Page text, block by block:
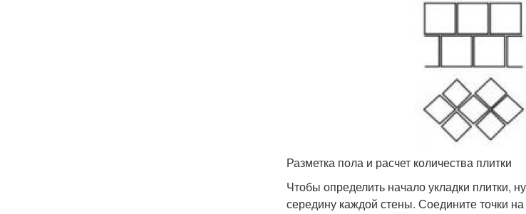
Разметка пола и расчет количества плитки
Чтобы определить начало укладки плитки,
середину каждой стены. Соедините точки